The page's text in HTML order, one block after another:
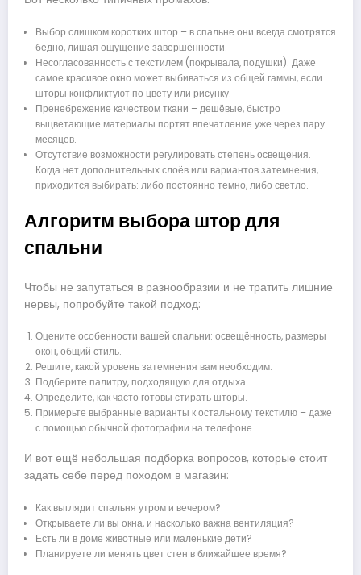
Выбор слишком коротких штор – в спальне они всегда смотрятся
бедно, лишая ощущение завершённости.
Несогласованность с текстилем (покрывала, подушки). Даже
самое красивое окно может выбиваться из общей гаммы, если
шторы конфликтуют по цвету или рисунку.
Пренебрежение качеством ткани – дешёвые, быстро
выцветающие материалы портят впечатление уже через пару
месяцев.
Отсутствие возможности регулировать степень освещения.
Когда нет дополнительных слоёв или вариантов затемнения,
приходится выбирать: либо постоянно темно, либо светло.
Алгоритм выбора штор для
спальни
Чтобы не запутаться в разнообразии и не тратить лишние
нервы, попробуйте такой подход:
Оцените особенности вашей спальни: освещённость, размеры
окон, общий стиль.
Решите, какой уровень затемнения вам необходим.
Подберите палитру, подходящую для отдыха.
Определите, как часто готовы стирать шторы.
Примерьте выбранные варианты к остальному текстилю – даже
с помощью обычной фотографии на телефоне.
И вот ещё небольшая подборка вопросов, которые стоит
задать себе перед походом в магазин:
Как выглядит спальня утром и вечером?
Открываете ли вы окна, и насколько важна вентиляция?
Есть ли в доме животные или маленькие дети?
Планируете ли менять цвет стен в ближайшее время?